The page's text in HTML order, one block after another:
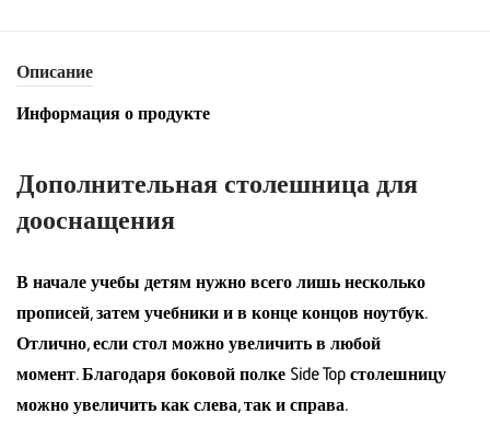
Описание
Информация о продукте
Дополнительная столешница для
дооснащения
В начале учебы детям нужно всего лишь несколько
прописей, затем учебники и в конце концов ноутбук.
Отлично, если стол можно увеличить в любой
момент. Благодаря боковой полке Side Top столешницу
можно увеличить как слева, так и справа.